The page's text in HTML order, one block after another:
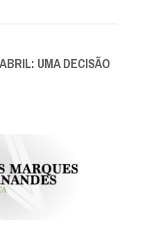
UMA DECISÃO